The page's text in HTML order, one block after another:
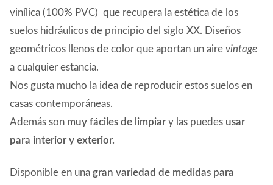
precios:
desde
24,00€
hasta
vinílica (100% PVC) que recupera la estética de los
suelos hidráulicos de principio del siglo XX. Diseños
geométricos llenos de color que aportan un aire vintage
a cualquier estancia.
Nos gusta mucho la idea de reproducir estos suelos en
casas contemporáneas.
Además son muy fáciles de limpiar y las puedes usar
para interior y exterior.
Disponible en una gran variedad de medidas para